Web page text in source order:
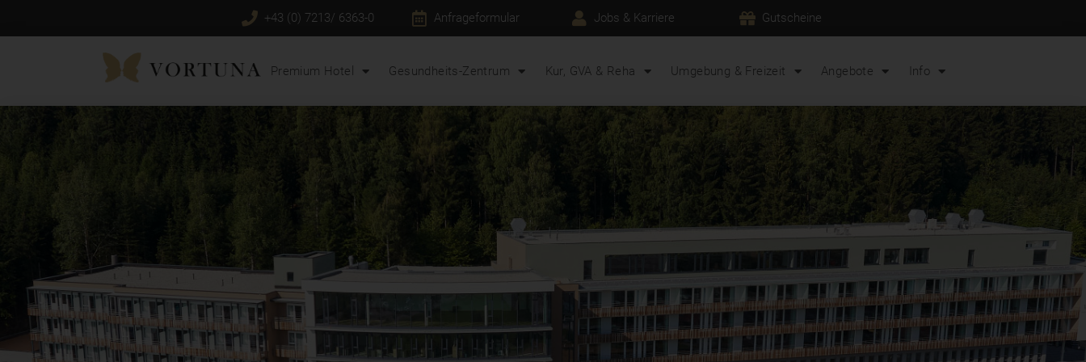
+43 (0) 7213/ 6363-0 Anfrageformular Jobs & Karriere Gutscheine
Premium Hotel Gesundheits-Zentrum Kur, GVA & Reha Umgebung & Freizeit Angebote Info